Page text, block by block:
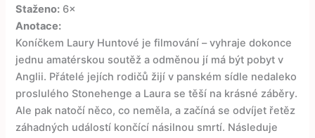
Staženo: 6×
Anotace:
Koníčkem Laury Huntové je filmování – vyhraje dokonce
jednu amatérskou soutěž a odměnou jí má být pobyt v
Anglii. Přátelé jejích rodičů žijí v panském sídle nedaleko
proslulého Stonehenge a Laura se těší na krásné záběry.
Ale pak natočí něco, co neměla, a začíná se odvíjet řetěz
záhadných událostí končící násilnou smrtí. Následuje